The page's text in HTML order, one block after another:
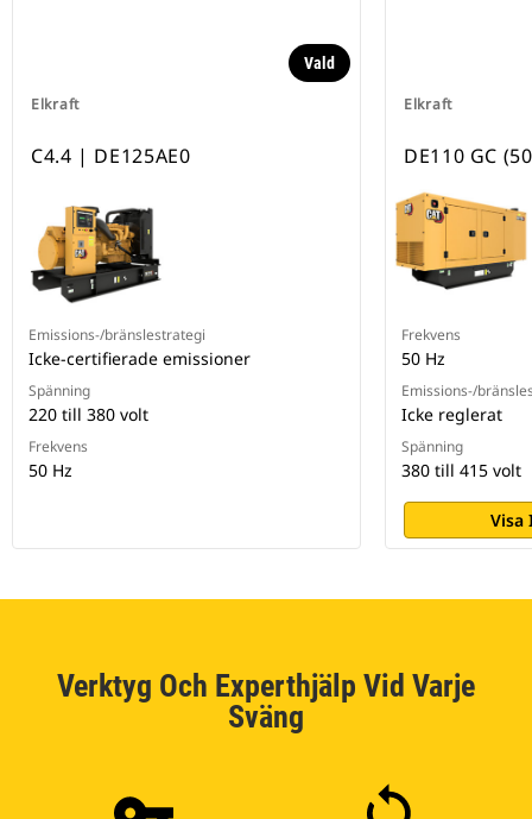
Elkraft
Vald
C4.4 | DE125AE0
Emissions-/bränslestrategi
Icke-certifierade emissioner
Spänning
220 till 380 volt
Frekvens
50 Hz
Elkraft
DE110 GC
Frekvens
50 Hz
Emissions-/
Icke reglerat
Spänning
380 till 415 volt
Visa
Verktyg Och Experthjälp Vid Varje
Sväng